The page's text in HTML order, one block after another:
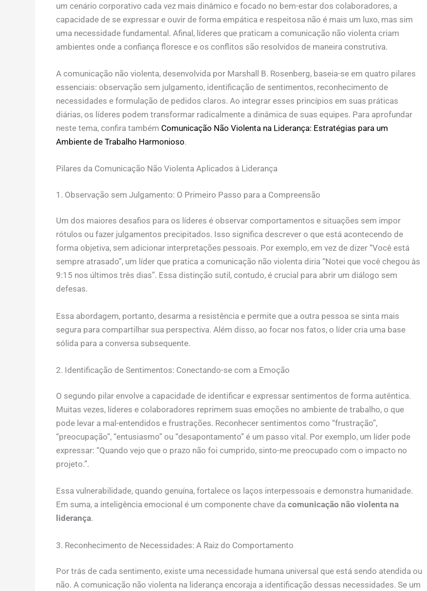
um cenário corporativo cada vez mais dinâmico e focado no bem-estar dos colaboradores, a
capacidade de se expressar e ouvir de forma empática e respeitosa não é mais um luxo, mas sim
uma necessidade fundamental. Afinal, líderes que praticam a comunicação não violenta criam
ambientes onde a confiança floresce e os conflitos são resolvidos de maneira construtiva.
A comunicação não violenta, desenvolvida por Marshall B. Rosenberg, baseia-se em quatro pilares
essenciais: observação sem julgamento, identificação de sentimentos, reconhecimento de
necessidades e formulação de pedidos claros. Ao integrar esses princípios em suas práticas
diárias, os líderes podem transformar radicalmente a dinâmica de suas equipes. Para aprofundar
neste tema, confira também Comunicação Não Violenta na Liderança: Estratégias para um
Ambiente de Trabalho Harmonioso.
Pilares da Comunicação Não Violenta Aplicados à Liderança
1. Observação sem Julgamento: O Primeiro Passo para a Compreensão
Um dos maiores desafios para os líderes é observar comportamentos e situações sem impor
rótulos ou fazer julgamentos precipitados. Isso significa descrever o que está acontecendo de
forma objetiva, sem adicionar interpretações pessoais. Por exemplo, em vez de dizer “Você está
sempre atrasado”, um líder que pratica a comunicação não violenta diria “Notei que você chegou às
9:15 nos últimos três dias”. Essa distinção sutil, contudo, é crucial para abrir um diálogo sem
defesas.
Essa abordagem, portanto, desarma a resistência e permite que a outra pessoa se sinta mais
segura para compartilhar sua perspectiva. Além disso, ao focar nos fatos, o líder cria uma base
sólida para a conversa subsequente.
2. Identificação de Sentimentos: Conectando-se com a Emoção
O segundo pilar envolve a capacidade de identificar e expressar sentimentos de forma autêntica.
Muitas vezes, líderes e colaboradores reprimem suas emoções no ambiente de trabalho, o que
pode levar a mal-entendidos e frustrações. Reconhecer sentimentos como “frustração”,
“preocupação”, “entusiasmo” ou “desapontamento” é um passo vital. Por exemplo, um líder pode
expressar: “Quando vejo que o prazo não foi cumprido, sinto-me preocupado com o impacto no
projeto.”.
Essa vulnerabilidade, quando genuína, fortalece os laços interpessoais e demonstra humanidade.
Em suma, a inteligência emocional é um componente chave da comunicação não violenta na
liderança.
3. Reconhecimento de Necessidades: A Raiz do Comportamento
Por trás de cada sentimento, existe uma necessidade humana universal que está sendo atendida ou
não. A comunicação não violenta na liderança encoraja a identificação dessas necessidades. Se um